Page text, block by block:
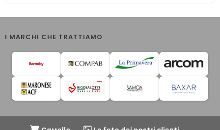
I MARCHI CHE TRATTIAMO